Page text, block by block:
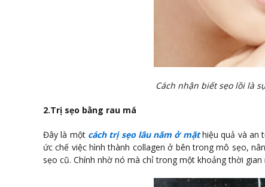
Cách nhận biết sẹo lồi là
2.Trị sẹo bằng rau má
Đây là một cách trị sẹo lâu năm ở mặthiệu quả và an
ức chế việc hình thành collagen ở bên trong mô sẹo,
sẹo cũ. Chính nhờ nó mà chỉ trong một khoảng thời